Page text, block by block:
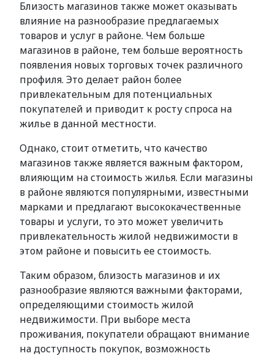
Близость магазинов также может оказывать
влияние на разнообразие предлагаемых
товаров и услуг в районе. Чем больше
магазинов в районе, тем больше вероятность
появления новых торговых точек различного
профиля. Это делает район более
привлекательным для потенциальных
покупателей и приводит к росту спроса на
жилье в данной местности.
Однако, стоит отметить, что качество
магазинов также является важным фактором,
влияющим на стоимость жилья. Если магазины
в районе являются популярными, известными
марками и предлагают высококачественные
товары и услуги, то это может увеличить
привлекательность жилой недвижимости в
этом районе и повысить ее стоимость.
Таким образом, близость магазинов и их
разнообразие являются важными факторами,
определяющими стоимость жилой
недвижимости. При выборе места
проживания, покупатели обращают внимание
на доступность покупок, возможность